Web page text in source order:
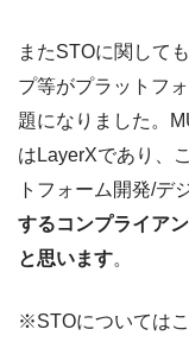
またSTOに関して
プ等がプラットフ
題になりました。
はLayerXであり、
トフォーム開発/デ
するコンプライア
と思います。
※STOについては